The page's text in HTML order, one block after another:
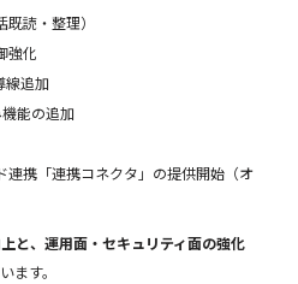
読・整理）
強化
線追加
能の追加
連携「連携コネクタ」の提供開始（オ
と、運用面・セキュリティ面の強化
ます。